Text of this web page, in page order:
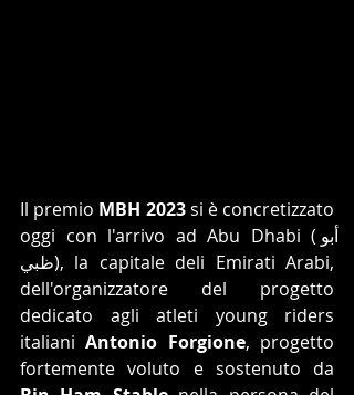
Il premio MBH 2023 si è concretizzato
oggi con l'arrivo ad Abu Dhabi (أبو
ظبي‎), la capitale deli Emirati Arabi,
dell'organizzatore del progetto
dedicato agli atleti young riders
italiani Antonio Forgione, progetto